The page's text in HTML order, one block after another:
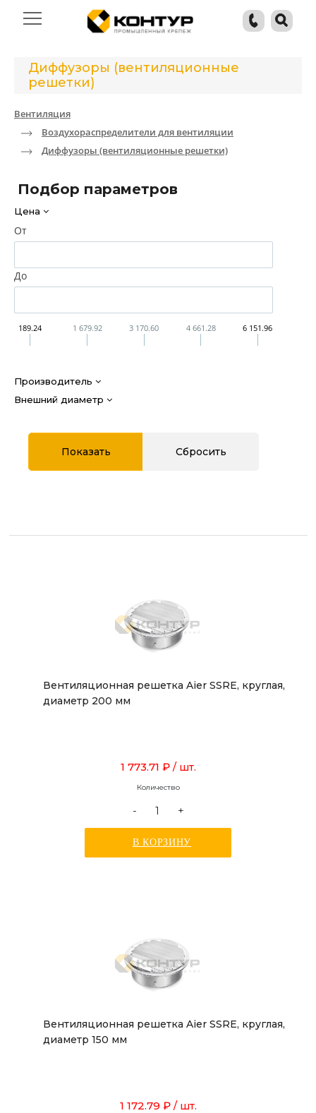
Диффузоры (вентиляционные
решетки)
Вентиляция
Воздухораспределители для вентиляции
Диффузоры (вентиляционные решетки)
Подбор параметров
Цена
От
До
189.24 1 679.92 3 170.60 4 661.28 6 151.96
Производитель
Внешний диаметр
Вентиляционная решетка Aier SSRE, круглая,
диаметр 200 мм
1 773.71 ₽ / шт.
Количество
- +
В КОРЗИНУ
Вентиляционная решетка Aier SSRE, круглая,
диаметр 150 мм
1 172.79 ₽ / шт.